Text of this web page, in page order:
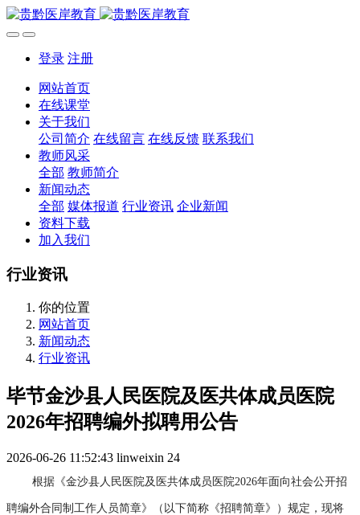
登录 注册
网站首页
在线课堂
关于我们
公司简介 在线留言 在线反馈 联系我们
教师风采
全部 教师简介
新闻动态
全部 媒体报道 行业资讯 企业新闻
资料下载
加入我们
行业资讯
你的位置
网站首页
新闻动态
行业资讯
毕节金沙县人民医院及医共体成员医院
2026年招聘编外拟聘用公告
2026-06-26 11:52:43 linweixin 24
根据《金沙县人民医院及医共体成员医院2026年面向社会公开招
聘编外合同制工作人员简章》（以下简称《招聘简章》）规定，现将